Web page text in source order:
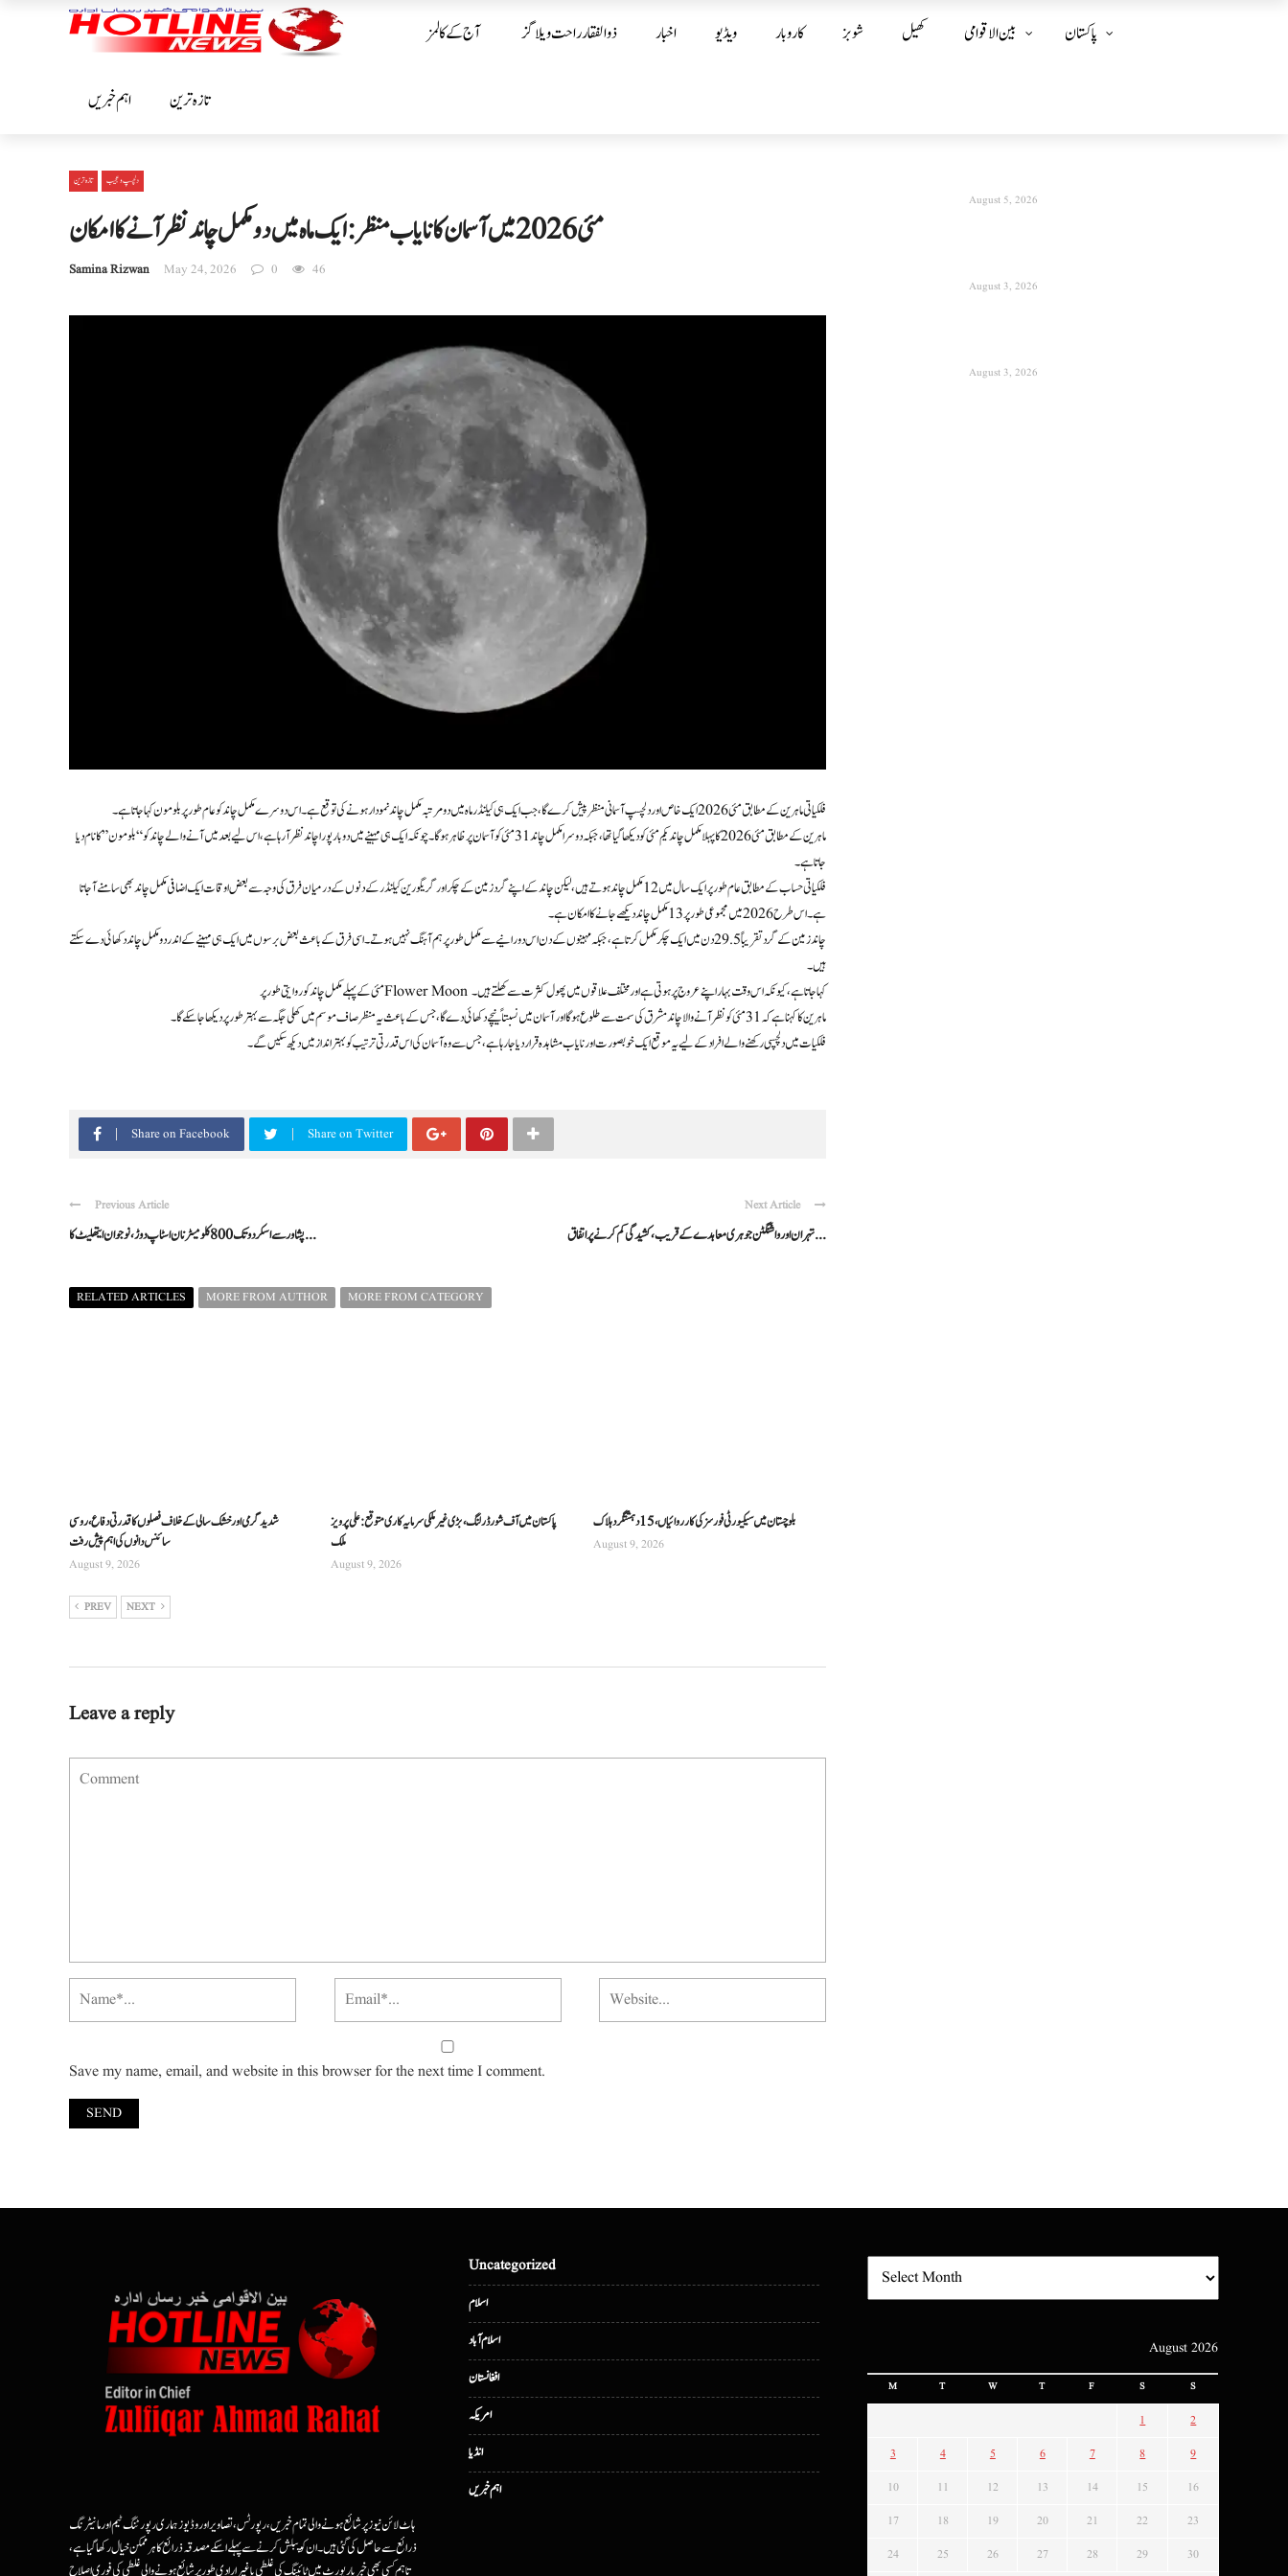
آج کے کالمز ذوالفقار راحت ویلاگز اخبار ویڈیو کاروبار شوبز کھیل بین الا قوامی پاکستان
اہم خبریں تازہ ترین
تازہ ترین دلچسپ و عجیب
مئی 2026 میں آسمان کا نایاب منظر: ایک ماہ میں دو مکمل چاند نظر آنے کا امکان
Samina Rizwan May 24, 2026 0 46
فلکیاتی ماہرین کے مطابق مئی 2026 ایک خاص اور دلچسپ آسمانی منظر پیش کرے گا، جب ایک ہی کیلنڈر ماہ میں دو مرتبہ مکمل چاند نمودار ہونے کی توقع ہے۔ اس دوسرے مکمل چاند کوعام طور پر بلو مون کہا جاتا ہے۔
ماہرین کے مطابق مئی 2026 کا پہلا مکمل چاند یکم مئی کو دیکھا گیا تھا، جبکہ دوسرا مکمل چاند 31 مئی کو آسمان پر ظاہر ہوگا۔ چونکہ ایک ہی مہینے میں دو بار پورا چاند نظر آ رہا ہے، اس لیے بعد میں آنے والے چاند کو “بلو مون” کا نام دیا
جاتا ہے۔
فلکیاتی حساب کے مطابق عام طور پر ایک سال میں 12 مکمل چاند ہوتے ہیں، لیکن چاند کے اپنے گرد زمین کے چکر اور گریگورین کیلنڈر کے دنوں کے درمیان فرق کی وجہ سے بعض اوقات ایک اضافی مکمل چاند بھی سامنے آ جاتا
ہے۔ اس طرح 2026 میں مجموعی طور پر 13 مکمل چاند دیکھے جانے کا امکان ہے۔
چاند زمین کے گرد تقریباً 29.5 دن میں ایک چکر مکمل کرتا ہے، جبکہ مہینوں کے دن اس دورانیے سے مکمل طور پر ہم آہنگ نہیں ہوتے۔ اسی فرق کے باعث بعض برسوں میں ایک ہی مہینے کے اندر دو مکمل چاند دکھائی دے سکتے
ہیں۔
مئی کے پہلے مکمل چاند کو روایتی طور پر Flower Moon کہا جاتا ہے، کیونکہ اس وقت بہار اپنے عروج پر ہوتی ہے اور مختلف علاقوں میں پھول کثرت سے کھلتے ہیں۔
ماہرین کا کہنا ہے کہ 31 مئی کو نظر آنے والا چاند مشرق کی سمت سے طلوع ہوگا اور آسمان میں نسبتاً نیچے دکھائی دے گا، جس کے باعث یہ منظر صاف موسم میں کھلی جگہ سے بہترطور پردیکھا جا سکےگا۔
فلکیات میں دلچسپی رکھنے والے افراد کے لیے یہ موقع ایک خوبصورت اور نایاب مشاہدہ قرار دیا جا رہا ہے، جس سے وہ آسمان کی اس قدرتی ترتیب کو بہتر انداز میں دیکھ سکیں گے۔
Share on Facebook Share on Twitter
Previous Article
پشاور سے اسکردو تک 800 کلومیٹر نان اسٹاپ دوڑ، نوجوان ایتھلیٹ کا ...
Next Article
تہران اور واشنگٹن جوہری معاہدے کے قریب، کشیدگی کم کرنے پر اتفاق ...
RELATED ARTICLES MORE FROM AUTHOR MORE FROM CATEGORY
شدید گرمی اور خشک سالی کے خلاف فصلوں کا قدرتی دفاع، روسی
سائنس دانوں کی اہم پیش رفت
August 9, 2026
پاکستان میں آف شور ڈرلنگ، بڑی غیر ملکی سرمایہ کاری متوقع: علی پرویز
ملک
August 9, 2026
بلوچستان میں سیکیورٹی فورسز کی کارروائیاں، 15 دہشتگرد ہلاک
August 9, 2026
PREV NEXT
Leave a reply
Save my name, email, and website in this browser for the next time I comment.
August 5, 2026
August 3, 2026
August 3, 2026
ہاٹ لائن نیوز پر شائع ہونے والی تمام خبریں، رپورٹس، تصاویر اور وڈیوز ہماری رپورٹنگ ٹیم اور مانیٹرنگ
ذرائع سے حاصل کی گئی ہیں۔ ان کو پبلش کرنے سے پہلے اسکے مصدقہ ذرائع کا ہرممکن خیال رکھا گیا ہے،
تاہم کسی بھی خبر یا رپورٹ میں ٹائپنگ کی غلطی یا غیرارادی طور پر شائع ہونے والی غلطی کی فوری اصلاح
Uncategorized
اسلام
اسلام آباد
افغانستان
امریکہ
انڈیا
اہم خبریں
August 2026
M T W T F S S
1 2
3 4 5 6 7 8 9
10 11 12 13 14 15 16
17 18 19 20 21 22 23
24 25 26 27 28 29 30